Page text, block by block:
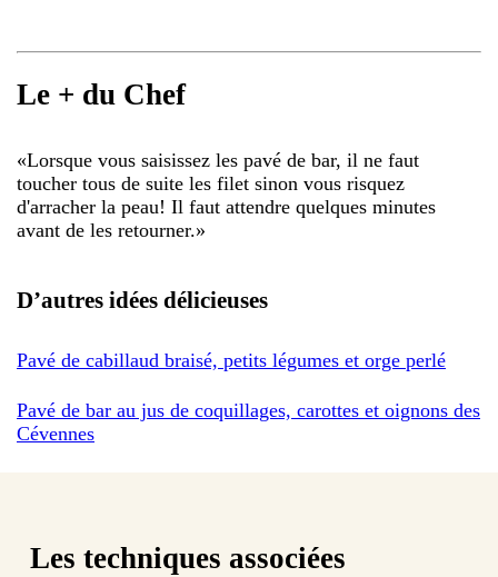
Le + du Chef
«Lorsque vous saisissez les pavé de bar, il ne faut
toucher tous de suite les filet sinon vous risquez
d'arracher la peau! Il faut attendre quelques minutes
avant de les retourner.»
D’autres idées délicieuses
Pavé de cabillaud braisé, petits légumes et orge perlé
Pavé de bar au jus de coquillages, carottes et oignons des
Cévennes
Les techniques associées